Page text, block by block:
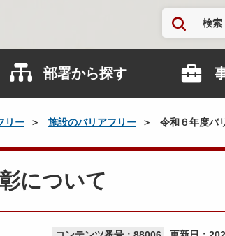
検索
部署から探す
リー 施設のバリアフリー 令和６年度バ
について